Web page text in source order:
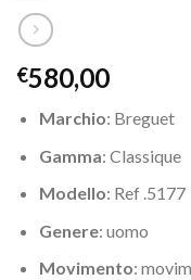
€580,00
Marchio: Breguet
Gamma: Classique
Modello: Ref .5177
Genere: uomo
Movimento: